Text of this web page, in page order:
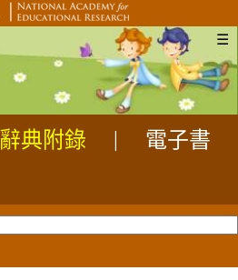
☰
辭典附錄
電子書